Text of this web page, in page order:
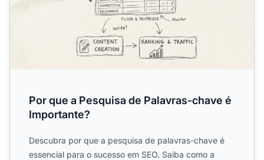
Por que a Pesquisa de Palavras-chave é
Importante?
Descubra por que a pesquisa de palavras-chave é
essencial para o sucesso em SEO. Saiba como a